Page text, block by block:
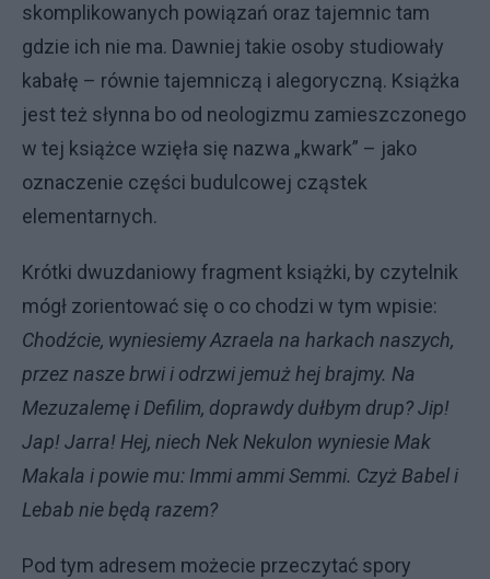
skomplikowanych powiązań oraz tajemnic tam
gdzie ich nie ma. Dawniej takie osoby studiowały
kabałę – równie tajemniczą i alegoryczną. Książka
jest też słynna bo od neologizmu zamieszczonego
w tej książce wzięła się nazwa „kwark” – jako
oznaczenie części budulcowej cząstek
elementarnych.
Krótki dwuzdaniowy fragment książki, by czytelnik
mógł zorientować się o co chodzi w tym wpisie:
Chodźcie, wyniesiemy Azraela na harkach naszych,
przez nasze brwi i odrzwi jemuż hej brajmy. Na
Mezuzalemę i Defilim, doprawdy dułbym drup? Jip!
Jap! Jarra! Hej, niech Nek Nekulon wyniesie Mak
Makala i powie mu: Immi ammi Semmi. Czyż Babel i
Lebab nie będą razem?
Pod tym adresem możecie przeczytać spory